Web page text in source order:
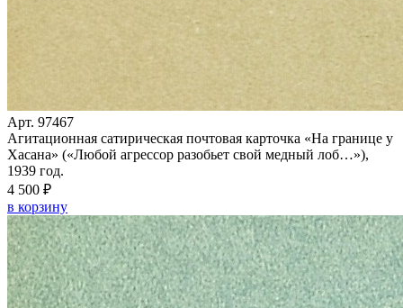
Арт. 97467
Агитационная сатирическая почтовая карточка «На границе у
Хасана» («Любой агрессор разобьет свой медный лоб…»),
1939 год.
4 500 ₽
в корзину